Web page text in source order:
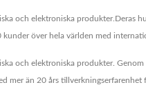
och elektroniska
över hela världen med
och elektroniska produkter.
än 20 års